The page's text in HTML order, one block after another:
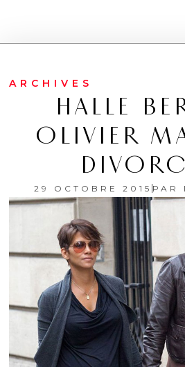
ARCHIVES
HALLE
OLIVIER
29 OCTOBRE 2015 PAR